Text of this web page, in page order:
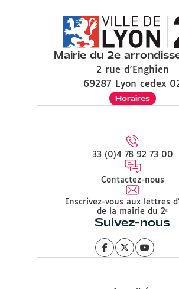
Mairie du 2e
2 rue d'Enghien
69287 Lyon cedex
Horaires
33 (0)4 78 92 73 00
Contactez-nous
Inscrivez-vous aux lettres
de la mairie du 2ᵉ
Suivez-nous